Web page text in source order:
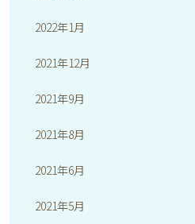
2022年1月
2021年12月
2021年9月
2021年8月
2021年6月
2021年5月